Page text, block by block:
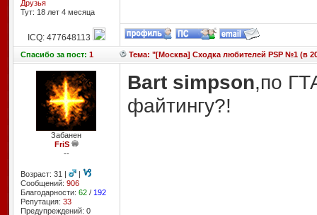
Друзья
Тут: 18 лет 4 месяцa
ICQ: 477648113
Спасибоза пост: 1 Тема: "[Москва] Сходка любителей PSP №1 (в
Забанен
FriS
--
Возраст: 31 |
|
Сообщений: 906
Благодарности: 62/ 192
Репутация: 33
Предупреждений: 0
Bart simpson,по
файтингу?!